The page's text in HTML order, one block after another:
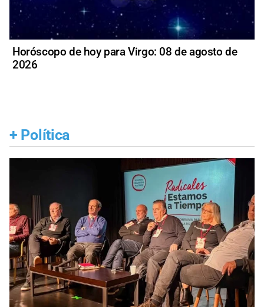
Horóscopo de hoy para Virgo: 08 de agosto de
2026
+ Política